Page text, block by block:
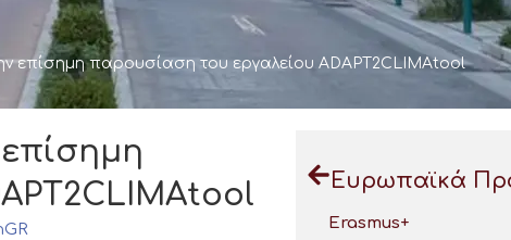
επίσημη παρουσίαση του εργαλείου ADAPT2CLIMAtool
Ευρωπαϊκά
Erasmus+